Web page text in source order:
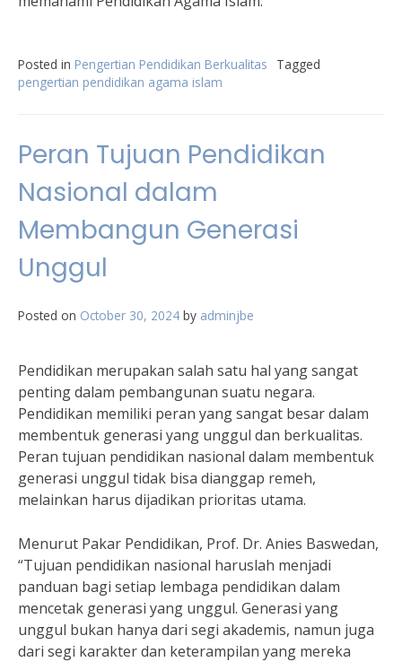
Posted in Pengertian Pendidikan Berkualitas
Tagged
pengertian pendidikan agama islam
Peran Tujuan Pendidikan
Nasional dalam
Membangun Generasi
Unggul
Posted on October 30, 2024 by adminjbe
Pendidikan merupakan salah satu hal yang sangat
penting dalam pembangunan suatu negara.
Pendidikan memiliki peran yang sangat besar dalam
membentuk generasi yang unggul dan berkualitas.
Peran tujuan pendidikan nasional dalam membentuk
generasi unggul tidak bisa dianggap remeh,
melainkan harus dijadikan prioritas utama.
Menurut Pakar Pendidikan, Prof. Dr. Anies Baswedan,
“Tujuan pendidikan nasional haruslah menjadi
panduan bagi setiap lembaga pendidikan dalam
mencetak generasi yang unggul. Generasi yang
unggul bukan hanya dari segi akademis, namun juga
dari segi karakter dan keterampilan yang mereka